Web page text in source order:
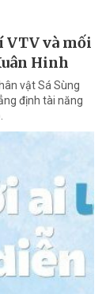
VTV và mối
Hinh
vật Sá Sùng
định tài năng